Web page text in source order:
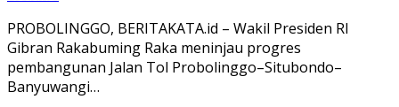
PROBOLINGGO, BERITAKATA.id – Wakil Presiden RI
Gibran Rakabuming Raka meninjau progres
pembangunan Jalan Tol Probolinggo–Situbondo–
Banyuwangi…